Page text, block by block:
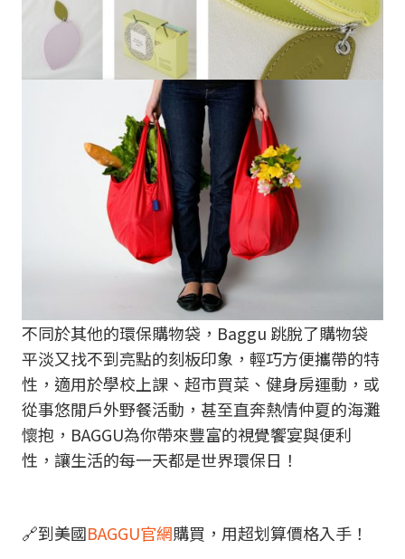
不同於其他的環保購物袋，Baggu 跳脫了購物袋
平淡又找不到亮點的刻板印象，輕巧方便攜帶的特
性，適用於學校上課、超市買菜、健身房運動，或
從事悠閒戶外野餐活動，甚至直奔熱情仲夏的海灘
懷抱，BAGGU為你帶來豐富的視覺饗宴與便利
性，讓生活的每一天都是世界環保日！
🔗到美國BAGGU官網購買，用超划算價格入手！